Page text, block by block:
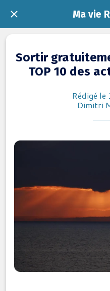
Ma vie
Sortir
TOP 10 des
Rédigé
Dimitri